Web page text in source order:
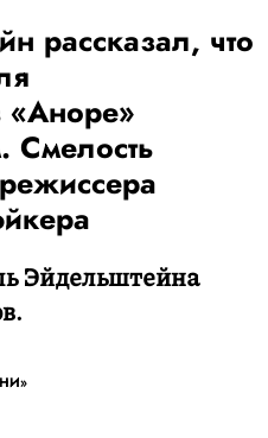
рассказал, что
«Аноре»
Смелость
Эйдельштейна